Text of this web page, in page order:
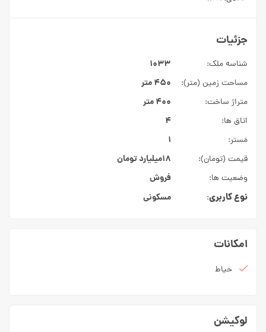
جزئیات
شناسه ملک: ۱۰۳۳
مساحت زمین (متر): ۴۵۰ متر
متراژ ساخت: ۴۰۰ متر
اتاق ها: ۴
مَستر: ۱
قیمت (تومان): ۱۸میلیارد تومان
وضعیت ها: فروش
نوع کاربری: مسکونی
امکانات
حیاط
لوکیشن